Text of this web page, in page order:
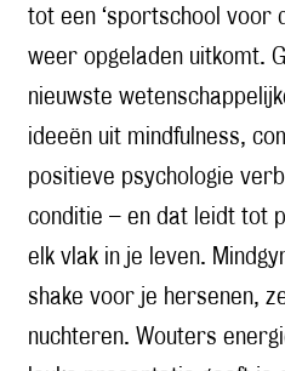
tot een ‘sportschool voor
weer opgeladen uitkomt.
nieuwste
ideeën uit mindfulness,
positieve psychologie
conditie – en dat leidt tot
elk vlak in je leven.
shake voor je hersenen,
nuchteren. Wouters